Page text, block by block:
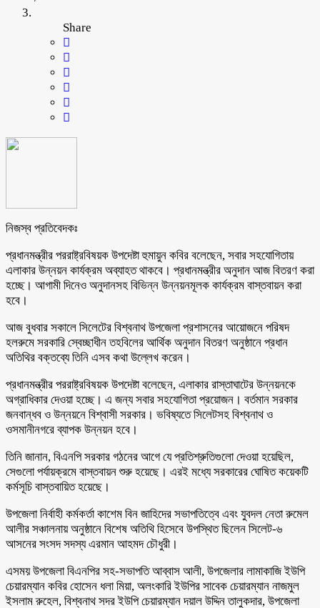
Share
নিজস্ব প্রতিবেদকঃ
প্রধানমন্ত্রীর পররাষ্ট্রবিষয়ক উপদেষ্টা হুমায়ুন কবির বলেছেন, সবার সহযোগিতায়
এলাকার উন্নয়ন কার্যক্রম অব্যাহত থাকবে। প্রধানমন্ত্রীর অনুদান আজ বিতরণ করা
হচ্ছে। আগামী দিনেও অনুদানসহ বিভিন্ন উন্নয়নমূলক কার্যক্রম বাস্তবায়ন করা
হবে।
আজ বুধবার সকালে সিলেটের বিশ্বনাথ উপজেলা প্রশাসনের আয়োজনে পরিষদ
হলরুমে সরকারি স্বেচ্ছাধীন তহবিলের আর্থিক অনুদান বিতরণ অনুষ্ঠানে প্রধান
অতিথির বক্তব্যে তিনি এসব কথা উল্লেখ করেন।
প্রধানমন্ত্রীর পররাষ্ট্রবিষয়ক উপদেষ্টা বলেছেন, এলাকার রাস্তাঘাটের উন্নয়নকে
অগ্রাধিকার দেওয়া হচ্ছে। এ জন্য সবার সহযোগিতা প্রয়োজন। বর্তমান সরকার
জনবান্ধব ও উন্নয়নে বিশ্বাসী সরকার। ভবিষ্যতে সিলেটসহ বিশ্বনাথ ও
ওসমানীনগরে ব্যাপক উন্নয়ন হবে।
তিনি জানান, বিএনপি সরকার গঠনের আগে যে প্রতিশ্রুতিগুলো দেওয়া হয়েছিল,
সেগুলো পর্যায়ক্রমে বাস্তবায়ন শুরু হয়েছে। এরই মধ্যে সরকারের ঘোষিত কয়েকটি
কর্মসূচি বাস্তবায়িত হয়েছে।
উপজেলা নির্বাহী কর্মকর্তা কাশেম বিন জাহিদের সভাপতিত্বে এবং যুবদল নেতা রুমেল
আলীর সঞ্চালনায় অনুষ্ঠানে বিশেষ অতিথি হিসেবে উপস্থিত ছিলেন সিলেট-৬
আসনের সংসদ সদস্য এরমান আহমদ চৌধুরী।
এসময় উপজেলা বিএনপির সহ-সভাপতি আব্বাস আলী, উপজেলার লামাকাজি ইউপি
চেয়ারম্যান কবির হোসেন ধলা মিয়া, অলংকারি ইউপির সাবেক চেয়ারম্যান নাজমুল
ইসলাম রুহেল, বিশ্বনাথ সদর ইউপি চেয়ারম্যান দয়াল উদ্দিন তালুকদার, উপজেলা